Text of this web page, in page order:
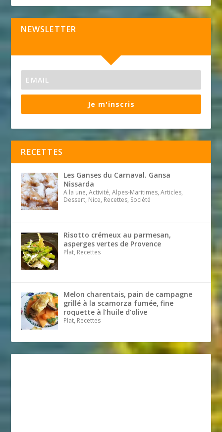
NEWSLETTER
Je m'inscris
RECETTES
Les Ganses du Carnaval. Gansa
Nissarda
A la une, Activité, Alpes-Maritimes, Articles,
Dessert, Nice, Recettes, Société
Risotto crémeux au parmesan,
asperges vertes de Provence
Plat, Recettes
Melon charentais, pain de campagne
grillé à la scamorza fumée, fine
roquette à l’huile d’olive
Plat, Recettes